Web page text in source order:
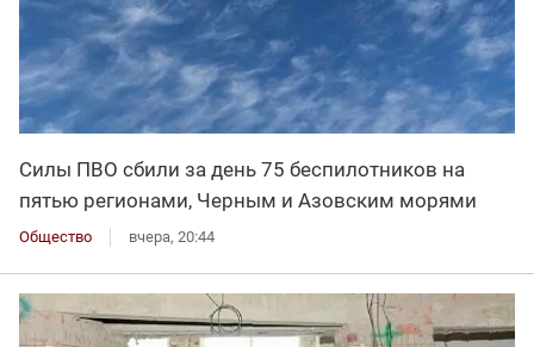
Силы ПВО сбили за день 75 беспилотников на
пятью регионами, Черным и Азовским морями
Общество вчера, 20:44